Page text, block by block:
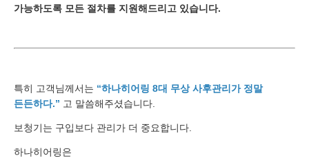
가능하도록 모든 절차를 지원해드리고 있습니다.
특히 고객님께서는 “하나히어링 8대 무상 사후관리가 정말
든든하다.” 고 말씀해주셨습니다.
보청기는 구입보다 관리가 더 중요합니다.
하나히어링은